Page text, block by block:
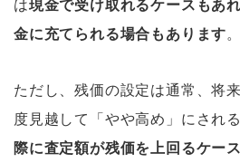
は現金で受け取れるケースもあ
金に充てられる場合もあります。
ただし、残価の設定は通常、将
度見越して「やや高め」にされ
際に査定額が残価を上回るケー